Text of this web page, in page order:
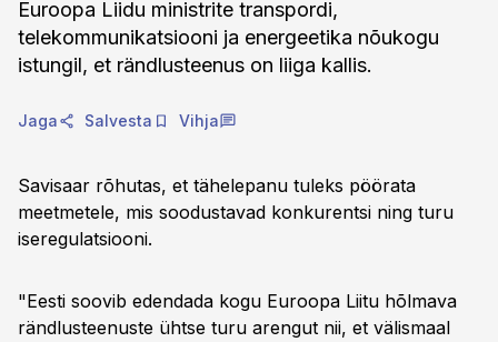
Euroopa Liidu ministrite transpordi,
telekommunikatsiooni ja energeetika nõukogu
istungil, et rändlusteenus on liiga kallis.
Jaga Salvesta Vihja
Savisaar rõhutas, et tähelepanu tuleks pöörata
meetmetele, mis soodustavad konkurentsi ning turu
iseregulatsiooni.
"Eesti soovib edendada kogu Euroopa Liitu hõlmava
rändlusteenuste ühtse turu arengut nii, et välismaal